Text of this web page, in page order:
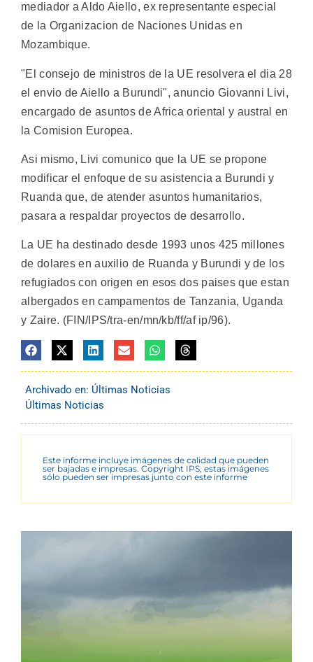
mediador a Aldo Aiello, ex representante especial
de la Organizacion de Naciones Unidas en
Mozambique.
"El consejo de ministros de la UE resolvera el dia 28
el envio de Aiello a Burundi", anuncio Giovanni Livi,
encargado de asuntos de Africa oriental y austral en
la Comision Europea.
Asi mismo, Livi comunico que la UE se propone
modificar el enfoque de su asistencia a Burundi y
Ruanda que, de atender asuntos humanitarios,
pasara a respaldar proyectos de desarrollo.
La UE ha destinado desde 1993 unos 425 millones
de dolares en auxilio de Ruanda y Burundi y de los
refugiados con origen en esos dos paises que estan
albergados en campamentos de Tanzania, Uganda
y Zaire. (FIN/IPS/tra-en/mn/kb/ff/af ip/96).
Archivado en: Últimas Noticias
Últimas Noticias
Este informe incluye imágenes de calidad que pueden
ser bajadas e impresas. Copyright IPS, estas imágenes
sólo pueden ser impresas junto con este informe